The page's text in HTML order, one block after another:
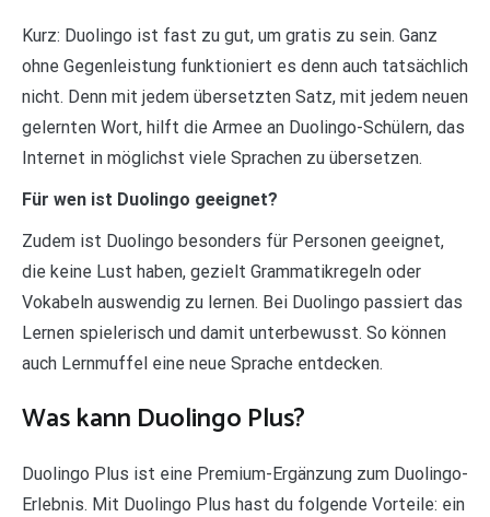
Kurz: Duolingo ist fast zu gut, um gratis zu sein. Ganz
ohne Gegenleistung funktioniert es denn auch tatsächlich
nicht. Denn mit jedem übersetzten Satz, mit jedem neuen
gelernten Wort, hilft die Armee an Duolingo-Schülern, das
Internet in möglichst viele Sprachen zu übersetzen.
Für wen ist Duolingo geeignet?
Zudem ist Duolingo besonders für Personen geeignet,
die keine Lust haben, gezielt Grammatikregeln oder
Vokabeln auswendig zu lernen. Bei Duolingo passiert das
Lernen spielerisch und damit unterbewusst. So können
auch Lernmuffel eine neue Sprache entdecken.
Was kann Duolingo Plus?
Duolingo Plus ist eine Premium-Ergänzung zum Duolingo-
Erlebnis. Mit Duolingo Plus hast du folgende Vorteile: ein